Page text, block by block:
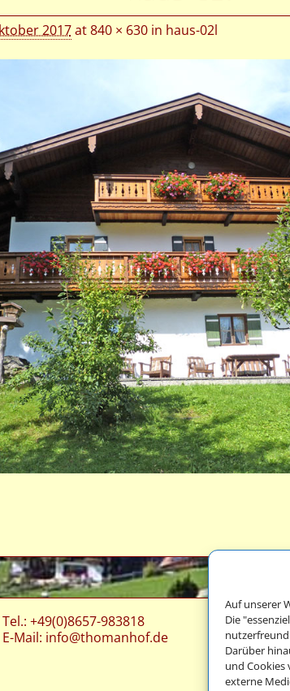
Auf unserer
Die
Darüber
und Cookies
externe
2017at840 × 630in haus-02l
Tel.: +49(0)8657-983818
E-Mail: info@thomanhof.de